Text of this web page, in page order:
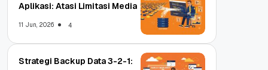
Aplikasi: Atasi Limitasi Media
11 Jun, 2026 4
Strategi Backup Data 3-2-1: